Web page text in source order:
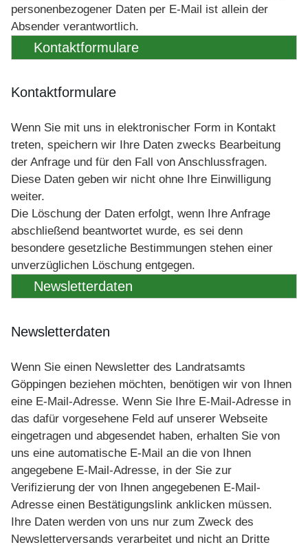
personenbezogener Daten per E-Mail ist allein der
Absender verantwortlich.
Kontaktformulare
Kontaktformulare
Wenn Sie mit uns in elektronischer Form in Kontakt
treten, speichern wir Ihre Daten zwecks Bearbeitung
der Anfrage und für den Fall von Anschlussfragen.
Diese Daten geben wir nicht ohne Ihre Einwilligung
weiter.
Die Löschung der Daten erfolgt, wenn Ihre Anfrage
abschließend beantwortet wurde, es sei denn
besondere gesetzliche Bestimmungen stehen einer
unverzüglichen Löschung entgegen.
Newsletterdaten
Newsletterdaten
Wenn Sie einen Newsletter des Landratsamts
Göppingen beziehen möchten, benötigen wir von Ihnen
eine E-Mail-Adresse. Wenn Sie Ihre E-Mail-Adresse in
das dafür vorgesehene Feld auf unserer Webseite
eingetragen und abgesendet haben, erhalten Sie von
uns eine automatische E-Mail an die von Ihnen
angegebene E-Mail-Adresse, in der Sie zur
Verifizierung der von Ihnen angegebenen E-Mail-
Adresse einen Bestätigungslink anklicken müssen.
Ihre Daten werden von uns nur zum Zweck des
Newsletterversands verarbeitet und nicht an Dritte